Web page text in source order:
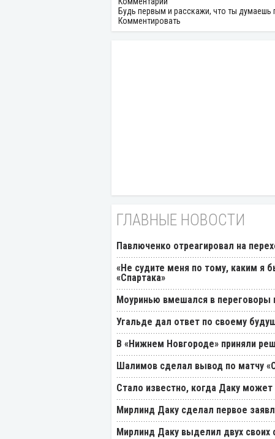
Будь первым и расскажи, что ты думаешь
Комментировать
ГЛАВНЫЕ НОВОСТИ
Павлюченко отреагировал на
«Не судите меня по тому, каким я
«Спартака»
Моуринью вмешался в переговоры
Угальде дал ответ по своему
В «Нижнем Новгороде» приняли
Шалимов сделал вывод по матчу
Стало известно, когда Даку
Мирлинд Даку сделал первое
Мирлинд Даку выделил двух своих